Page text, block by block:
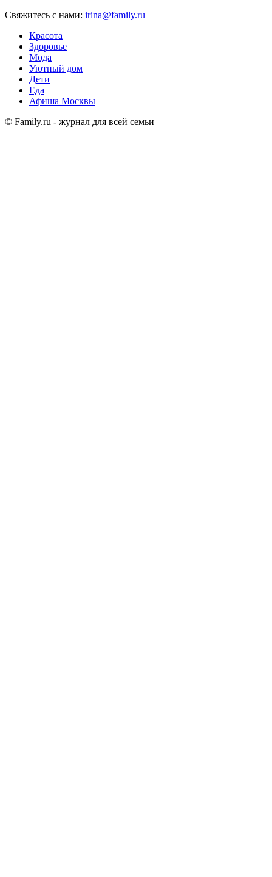
Свяжитесь с нами: irina@family.ru
Красота
Здоровье
Мода
Уютный дом
Дети
Еда
Афиша Москвы
© Family.ru - журнал для всей семьи